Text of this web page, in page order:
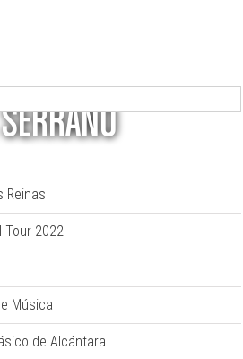
Reinas
Tour 2022
Música
de Alcántara